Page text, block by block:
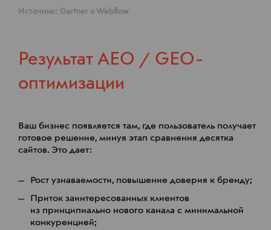
Источник: Gartner и Webflow
Результат AEO / GEO-
оптимизации
Ваш бизнес появляется там, где пользователь получает
готовое решение, минуя этап сравнения десятка
сайтов. Это дает:
Рост узнаваемости, повышение доверия к бренду;
Приток заинтересованных клиентов
из принципиально нового канала с минимальной
конкуренцией;